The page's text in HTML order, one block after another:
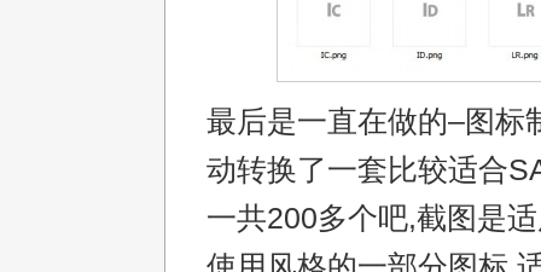
最后是一直在做的–图标
动转换了一套比较适合
一共200多个吧,截图是